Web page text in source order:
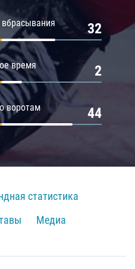
32
время 2
воротам 44
статистика
Медиа